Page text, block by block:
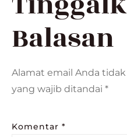
Balasan
Alamat email Anda
yang wajib ditandai *
Komentar *